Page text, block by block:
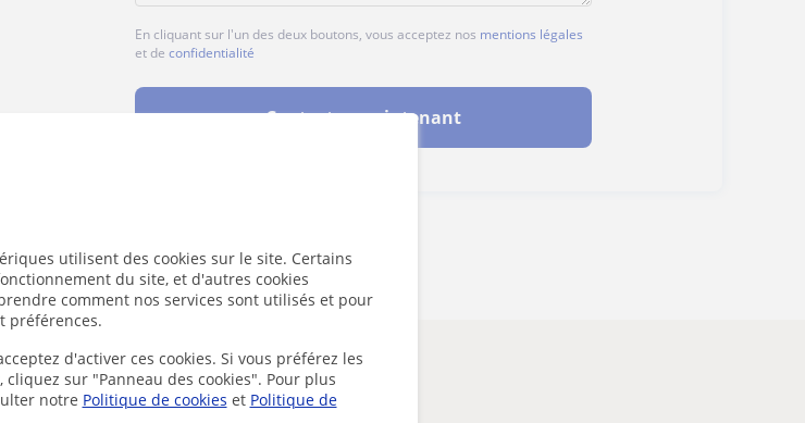
utilisent des cookies sur le site. Certains
du site, et d'autres cookies
comment nos services sont utilisés et pour
préférences.
d'activer ces cookies. Si vous préférez les
sur "Panneau des cookies". Pour plus
notre Politique de cookies et Politique de
En cliquant sur l'un des deux boutons, vous acceptez nos mentions légales
et deconfidentialité
Contacter maintenant
avec ce profil ?
de vous intéresser